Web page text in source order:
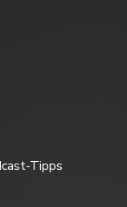
Tipps